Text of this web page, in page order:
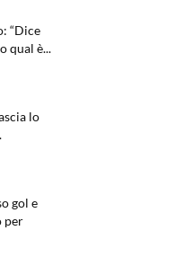
“Dice
qual è...
lo
gol e
per